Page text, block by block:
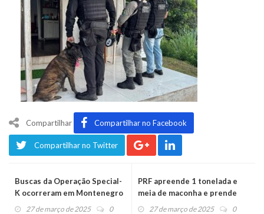
Compartilhar Compartilhar no Facebook
Compartilhar no Twitter
Buscas da Operação Special-
K ocorreram em Montenegro
e Capela de Santana
27 de março de 2025 0
PRF apreende 1 tonelada e
meia de maconha e prende
quatro acusados de tráfico
27 de março de 2025 0